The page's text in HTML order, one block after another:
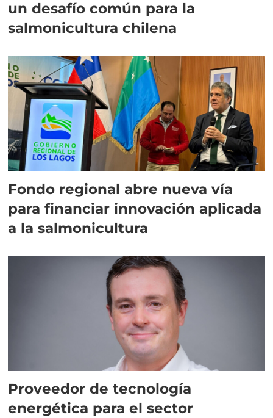
un desafío común para la
salmonicultura chilena
Fondo regional abre nueva vía
para financiar innovación aplicada
a la salmonicultura
Proveedor de tecnología
energética para el sector